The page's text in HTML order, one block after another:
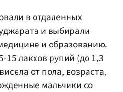
в отдаленных
и выбирали
и образованию.
15 лакхов рупий (до 1,3
от пола, возраста,
мальчики со